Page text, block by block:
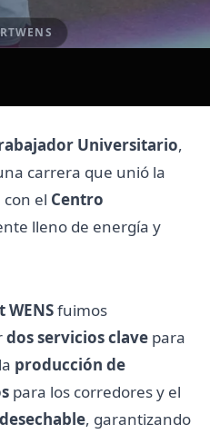
Universitario,
carrera que unió la
con el Centro
lleno de energía y
WENSfuimos
dos servicios clave para
producción de
para los corredores y el
, garantizando